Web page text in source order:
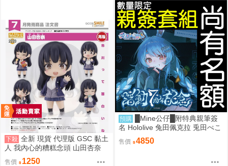
下殺 全新 現貨 代理版 GSC 黏土
人 我內心的糟糕念頭 山田杏奈
售價 1250
預購
█Mine公仔█附特典親筆簽
名 Hololive 兔田佩克拉 兎田ぺこ
ら 活動7周年記念 七週年紀念套
組直筆親簽外套T恤
售價 4850